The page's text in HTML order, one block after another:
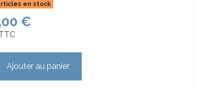
en stock
€
Ajouter au panier